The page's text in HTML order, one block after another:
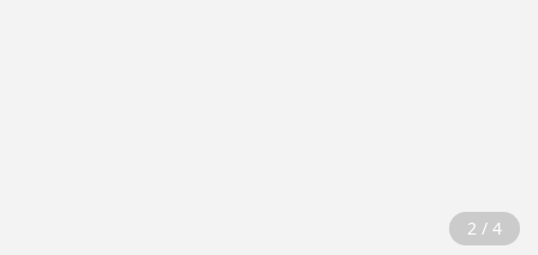
2 / 4